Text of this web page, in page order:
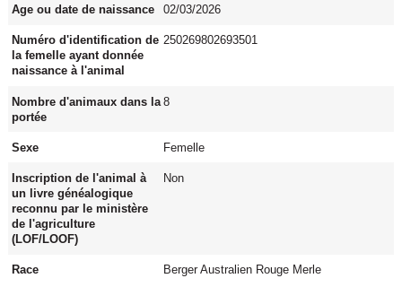
Age ou date de naissance 02/03/2026
Numéro d'identification de
la femelle ayant donnée
naissance à l'animal
250269802693501
Nombre d'animaux dans la
portée
8
Sexe Femelle
Inscription de l'animal à
un livre généalogique
reconnu par le ministère
de l'agriculture
(LOF/LOOF)
Non
Race Berger Australien Rouge Merle